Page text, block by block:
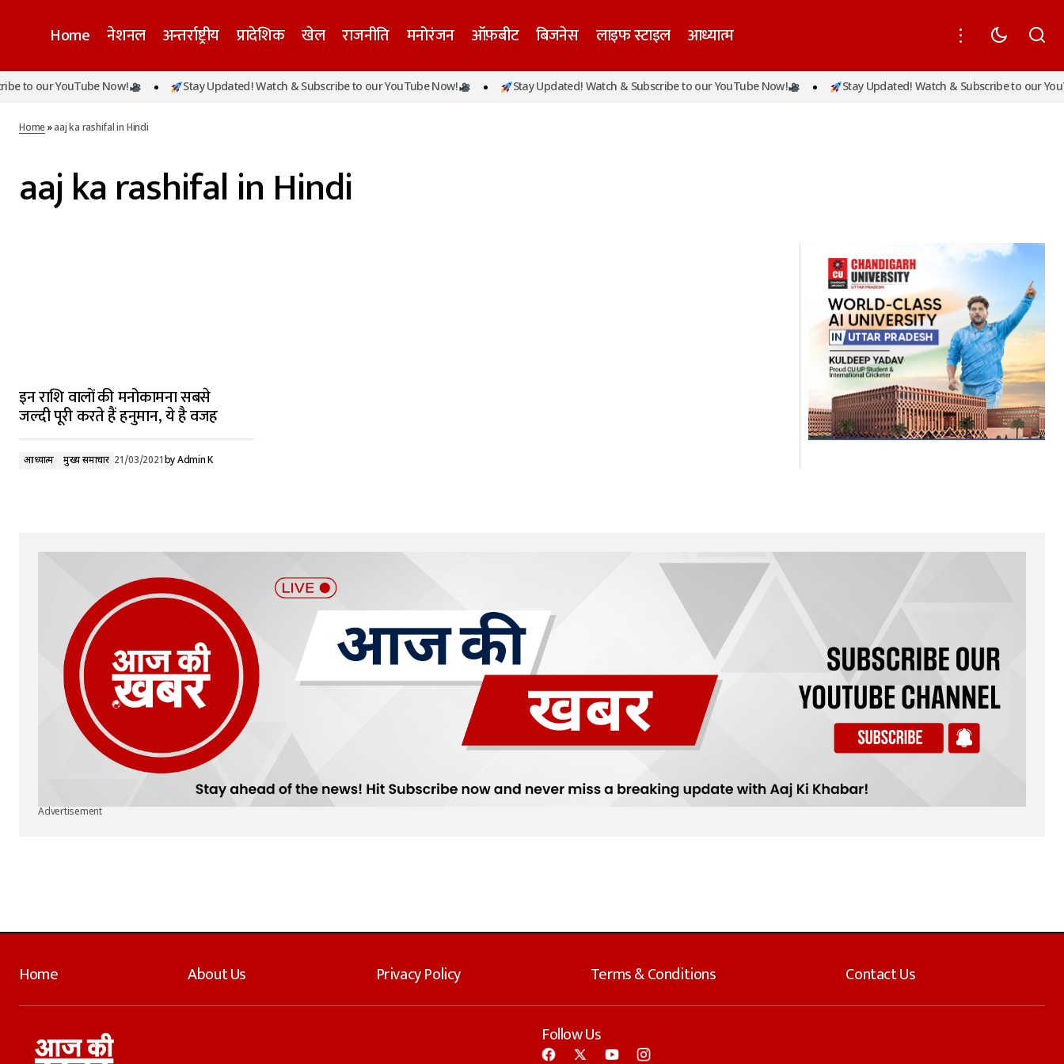
Home नेशनल अन्तर्राष्ट्रीय प्रादेशिक खेल राजनीति मनोरंजन ऑफ़बीट बिजनेस लाइफ स्टाइल आध्यात्म
to our YouTube Now! Stay Updated! Watch & Subscribe to our YouTube Now! Stay Updated! Watch & Subscribe to our YouTube Now! Stay Updated! Watch & Subscribe to our
Home»aaj ka rashifal in Hindi
aaj ka rashifal in Hindi
इन राशि वालों की मनोकामना सबसे
जल्दी पूरी करते हैं हनुमान, ये है वजह
आध्यात्म मुख्य समाचार 21/03/2021byAdmin K
Advertisement
Home About Us Privacy Policy Terms & Conditions Contact Us
Follow Us